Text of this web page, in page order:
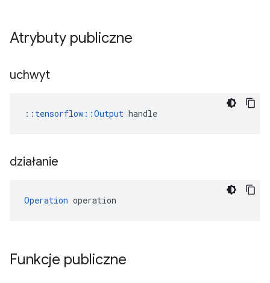
Atrybuty publiczne
uchwyt
:: tensorflow::Output handle
działanie
Operation operation
Funkcje publiczne